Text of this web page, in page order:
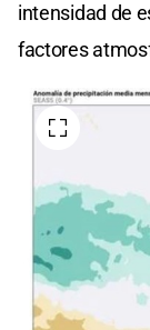
intensidad de
factores